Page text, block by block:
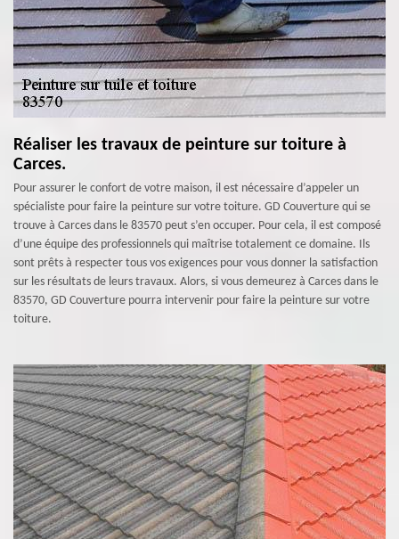
Réaliser les travaux de peinture sur toiture à
Carces.
Pour assurer le confort de votre maison, il est nécessaire d’appeler un
spécialiste pour faire la peinture sur votre toiture. GD Couverture qui se
trouve à Carces dans le 83570 peut s’en occuper. Pour cela, il est composé
d’une équipe des professionnels qui maîtrise totalement ce domaine. Ils
sont prêts à respecter tous vos exigences pour vous donner la satisfaction
sur les résultats de leurs travaux. Alors, si vous demeurez à Carces dans le
83570, GD Couverture pourra intervenir pour faire la peinture sur votre
toiture.